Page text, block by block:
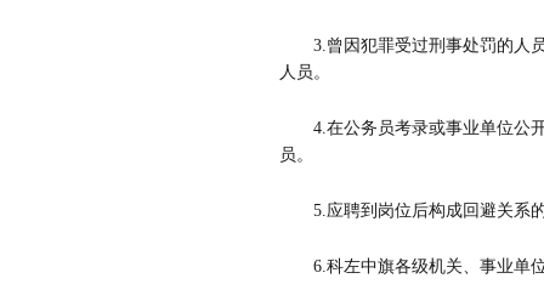
3.曾因犯罪受过刑事处罚的人
人员。
4.在公务员考录或事业单位公
员。
5.应聘到岗位后构成回避关系
6.科左中旗各级机关、事业单